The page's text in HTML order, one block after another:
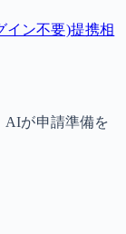
イン不要)提携相
AIが申請準備を